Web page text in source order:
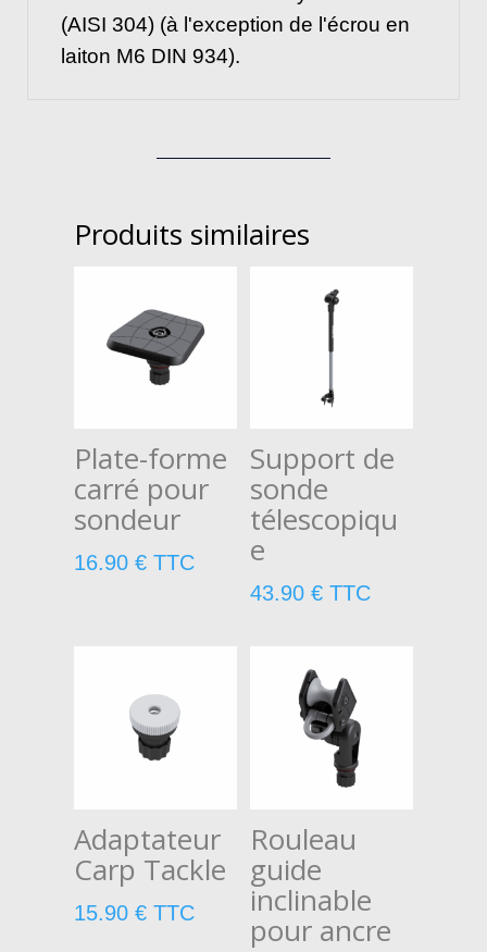
(AISI 304) (à l'exception de l'écrou en
laiton M6 DIN 934).
Produits similaires
Plate-forme
carré pour
sondeur
16.90 € TTC
Support de
sonde
télescopiqu
e
43.90€ TTC
Adaptateur
Carp Tackle
15.90 € TTC
Rouleau
guide
inclinable
pour ancre